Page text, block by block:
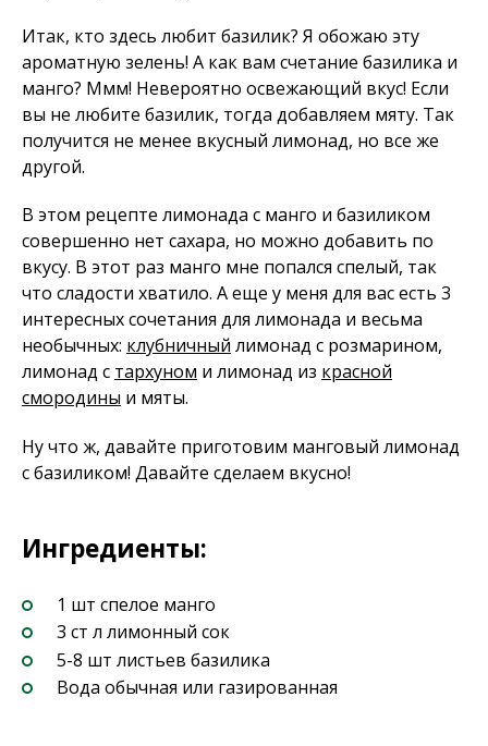
Итак, кто здесь любит базилик? Я обожаю эту
ароматную зелень! А как вам счетание базилика и
манго? Ммм! Невероятно освежающий вкус! Если
вы не любите базилик, тогда добавляем мяту. Так
получится не менее вкусный лимонад, но все же
другой.
В этом рецепте лимонада с манго и базиликом
совершенно нет сахара, но можно добавить по
вкусу. В этот раз манго мне попался спелый, так
что сладости хватило. А еще у меня для вас есть 3
интересных сочетания для лимонада и весьма
необычных: клубничный лимонад с розмарином,
лимонад с тархуном и лимонад из красной
смородины и мяты.
Ну что ж, давайте приготовим манговый лимонад
с базиликом! Давайте сделаем вкусно!
Ингредиенты:
1 шт спелое манго
3 ст л лимонный сок
5-8 шт листьев базилика
Вода обычная или газированная